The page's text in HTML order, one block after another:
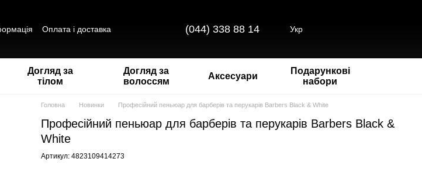
Оплата і доставка
(044) 338 88 14 Укр
Догляд за
тілом
Догляд за
волоссям
Аксесуари
Подарункові
набори
Головна Новинки Професійний пеньюар для барберів та перукарів Barbers Black & White
Професійний пеньюар для барберів та перукарів Barbers Black &
White
Артикул: 4823109414273